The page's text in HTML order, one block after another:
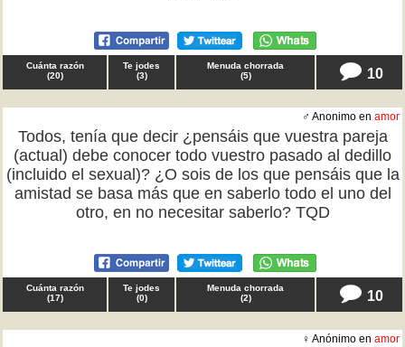
Cuánta razón
(20)
Te jodes
(3)
Menuda chorrada
(5) 10
♂ Anonimo en amor
Todos, tenía que decir ¿pensáis que vuestra pareja
(actual) debe conocer todo vuestro pasado al dedillo
(incluido el sexual)? ¿O sois de los que pensáis que la
amistad se basa más que en saberlo todo el uno del
otro, en no necesitar saberlo? TQD
Cuánta razón
(17)
Te jodes
(0)
Menuda chorrada
(2) 10
♀ Anónimo en amor